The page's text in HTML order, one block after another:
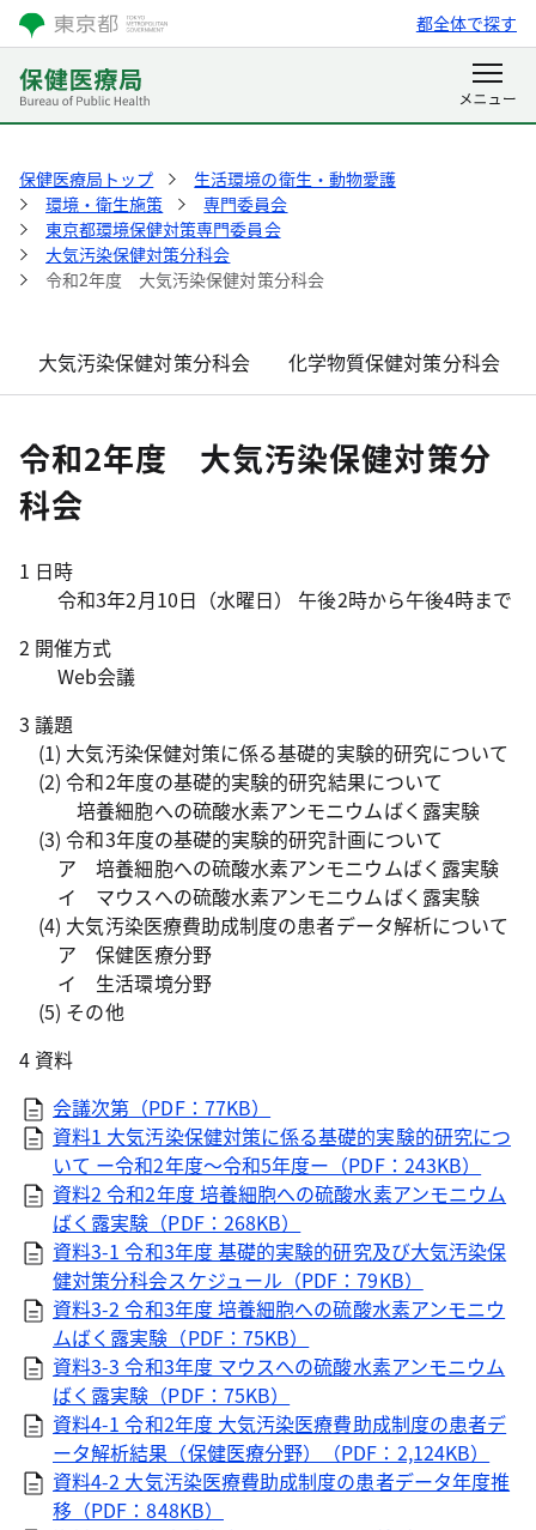
都全体で探す
保健医療局トップ
生活環境の衛生・動物愛護
環境・衛生施策
専門委員会
東京都環境保健対策専門委員会
大気汚染保健対策分科会
令和2年度 大気汚染保健対策分科会
大気汚染保健対策分科会 化学物質保健対策分科会
令和2年度 大気汚染保健対策分
科会
1 日時
令和3年2月10日（水曜日） 午後2時から午後4時まで
2 開催方式
Web会議
3 議題
(1) 大気汚染保健対策に係る基礎的実験的研究について
(2) 令和2年度の基礎的実験的研究結果について
培養細胞への硫酸水素アンモニウムばく露実験
(3) 令和3年度の基礎的実験的研究計画について
ア 培養細胞への硫酸水素アンモニウムばく露実験
イ マウスへの硫酸水素アンモニウムばく露実験
(4) 大気汚染医療費助成制度の患者データ解析について
ア 保健医療分野
イ 生活環境分野
(5) その他
4 資料
会議次第（PDF：77KB）
資料1 大気汚染保健対策に係る基礎的実験的研究につ
いて ー令和2年度～令和5年度ー（PDF：243KB）
資料2 令和2年度 培養細胞への硫酸水素アンモニウム
ばく露実験（PDF：268KB）
資料3-1 令和3年度 基礎的実験的研究及び大気汚染保
健対策分科会スケジュール（PDF：79KB）
資料3-2 令和3年度 培養細胞への硫酸水素アンモニウ
ムばく露実験（PDF：75KB）
資料3-3 令和3年度 マウスへの硫酸水素アンモニウム
ばく露実験（PDF：75KB）
資料4-1 令和2年度 大気汚染医療費助成制度の患者デ
ータ解析結果（保健医療分野）（PDF：2,124KB）
資料4-2 大気汚染医療費助成制度の患者データ年度推
移（PDF：848KB）